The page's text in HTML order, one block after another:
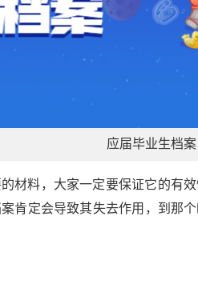
应届毕业生档案
材料，大家一定要保证它的有
肯定会导致其失去作用，到那